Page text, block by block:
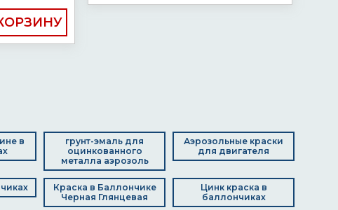
в
грунт-эмаль для
оцинкованного
металла аэрозоль
Аэрозольные краски
для двигателя
Краска в Баллончике
Черная Глянцевая
Цинк краска в
баллончиках